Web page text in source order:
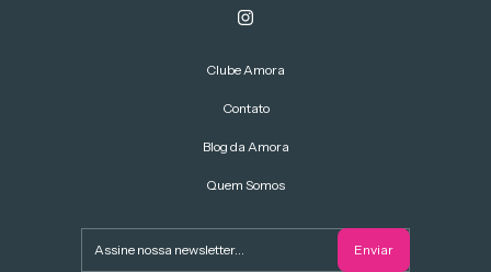
Clube Amora
Contato
Blog da Amora
Quem Somos